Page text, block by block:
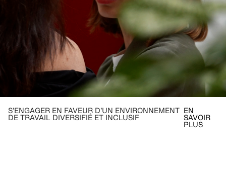
S’ENGAGER EN FAVEUR D’UN ENVIRONNEMENT
DE TRAVAIL DIVERSIFIÉ ET INCLUSIF
EN
SAVOIR
PLUS